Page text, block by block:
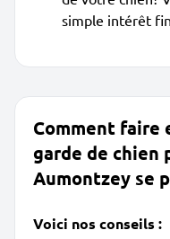
simple intérêt
Comment faire
garde de chien
Aumontzey se
Voici nos conseils :